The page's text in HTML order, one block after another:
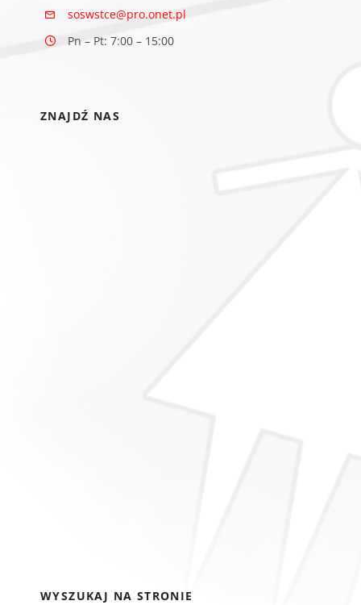
soswstce@pro.onet.pl
Pn – Pt: 7:00 – 15:00
ZNAJDŹ NAS
WYSZUKAJ NA STRONIE